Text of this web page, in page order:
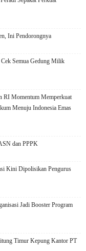
Ini Pendorongnya
Semua Gedung Milik
Momentum Memperkuat
Menuju Indonesia Emas
dan PPPK
Kini Dipolisikan Pengurus
Jadi Booster Program
Timur Kepung Kantor PT